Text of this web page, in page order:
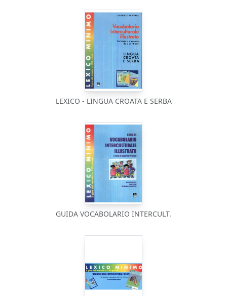
LEXICO - LINGUA CROATA E SERBA
GUIDA VOCABOLARIO INTERCULT.